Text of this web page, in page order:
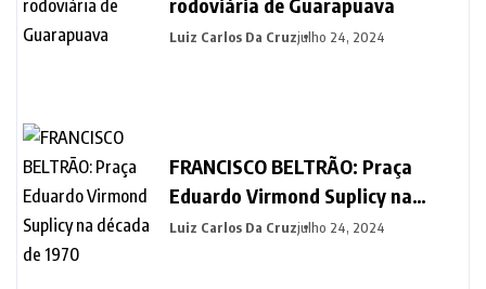
Luiz Carlos Da Cruzjulho 24, 2024
FRANCISCO BELTRÃO: Praça
Eduardo Virmond Suplicy na
década de 1970
Luiz Carlos Da Cruzjulho 24, 2024